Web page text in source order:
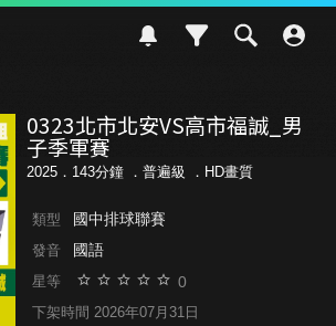
0323北市北安VS高市福誠_男
子季軍賽
2025．143分鐘 ． 普遍級 ．HD畫質
類型 國中排球聯賽
發音 國語
星等 0
下架時間 2026年07月31日